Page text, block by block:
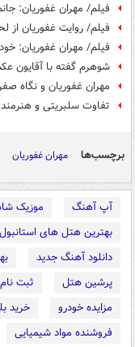
فیلم/ مهران غفوریان:
فیلم/ روایت غفوریان
فیلم/ مهران غفوریان:
شوهرم گفته با آقایون
مهران غفوریان و نگاه
‏تفاوت سلبریتی و
برچسب‌ها مهران غفوریان
آپ آهنگ موزیک
بهترین هتل های استانبول
دانلود آهنگ جدید
پرشین هتل
ثبت
مزایده خودرو
خرید
فروشنده مواد شیمیایی